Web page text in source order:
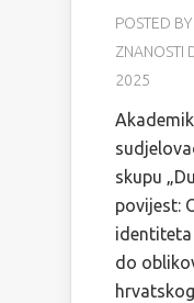
POSTED BY
ZNANOSTI
2025
skupu
povijest:
identiteta
do